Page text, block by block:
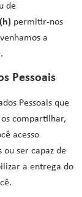
de
(h) permitir-nos
a
Pessoais
Pessoais que
compartilhar,
acesso
ou ser capaz de
a entrega do